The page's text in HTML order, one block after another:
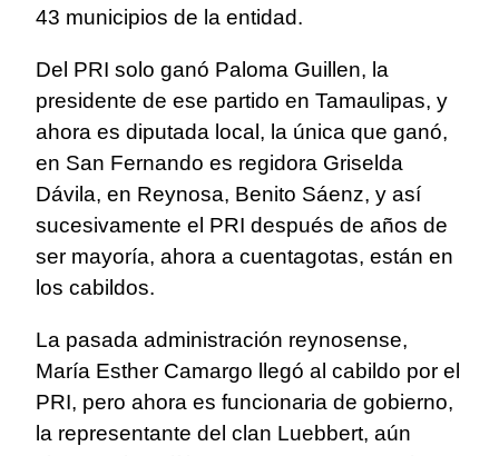
43 municipios de la entidad.
Del PRI solo ganó Paloma Guillen, la
presidente de ese partido en Tamaulipas, y
ahora es diputada local, la única que ganó,
en San Fernando es regidora Griselda
Dávila, en Reynosa, Benito Sáenz, y así
sucesivamente el PRI después de años de
ser mayoría, ahora a cuentagotas, están en
los cabildos.
La pasada administración reynosense,
María Esther Camargo llegó al cabildo por el
PRI, pero ahora es funcionaria de gobierno,
la representante del clan Luebbert, aún